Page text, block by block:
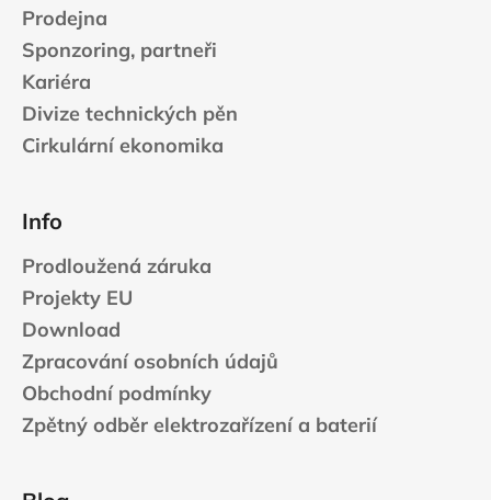
Prodejna
Sponzoring, partneři
Kariéra
Divize technických pěn
Cirkulární ekonomika
Info
Prodloužená záruka
Projekty EU
Download
Zpracování osobních údajů
Obchodní podmínky
Zpětný odběr elektrozařízení a baterií